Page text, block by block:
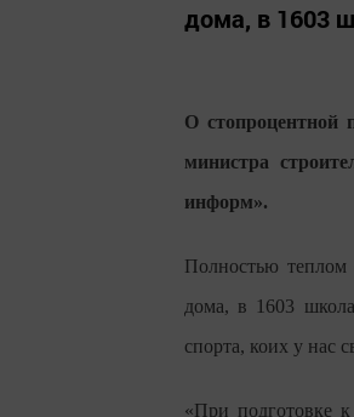
дома, в 1603
О стопроцентной
министра
информ».
Полностью теплом
дома, в 1603
спорта, коих у нас
«При подготовке